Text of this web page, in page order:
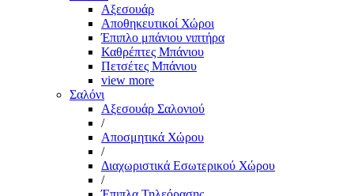
Αξεσουάρ
Αποθηκευτικοί Χώροι
Έπιπλο μπάνιου νιπτήρα
Καθρέπτες Μπάνιου
Πετσέτες Μπάνιου
view more
Σαλόνι
Αξεσουάρ Σαλονιού
/
Αποσμητικά Χώρου
/
Διαχωριστικά Εσωτερικού Χώρου
/